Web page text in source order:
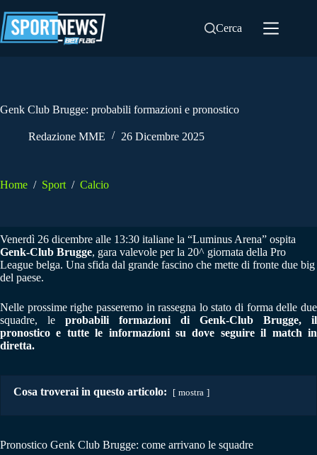
al
contenuto
Cerca
Genk Club Brugge: probabili formazioni e pronostico
Redazione MME 26 Dicembre 2025
Home / Sport / Calcio
Venerdì 26 dicembre alle 13:30 italiane la “Luminus Arena” ospita
Genk-Club Brugge, gara valevole per la 20^ giornata della Pro
League belga. Una sfida dal grande fascino che mette di fronte due big
del paese.
Nelle prossime righe passeremo in rassegna lo stato di forma delle due
squadre, le probabili formazioni di Genk-Club Brugge, il
pronostico e tutte le informazioni su dove seguire il match in
diretta.
Cosa troverai in questo articolo: mostra
Pronostico Genk Club Brugge: come arrivano le squadre